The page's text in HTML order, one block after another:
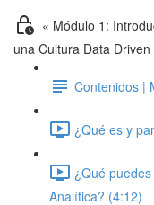
« Módulo 1:
una Cultura Data Driven
Contenidos |
¿Qué es y
¿Qué
Analítica? (4:12)